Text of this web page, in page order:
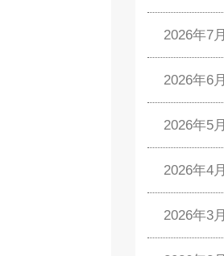
2026年7月
2026年6月
2026年5月
2026年4月
2026年3月